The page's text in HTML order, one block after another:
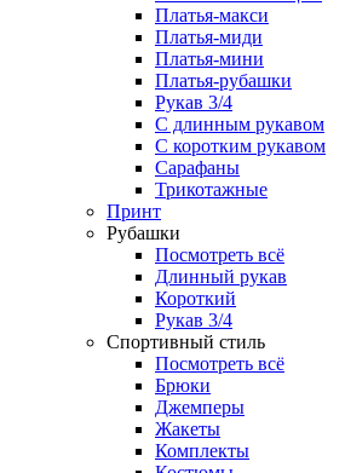
Платья-макси
Платья-миди
Платья-мини
Платья-рубашки
Рукав 3/4
С длинным рукавом
С коротким рукавом
Сарафаны
Трикотажные
Принт
Рубашки
Посмотреть всё
Длинный рукав
Короткий
Рукав 3/4
Спортивный стиль
Посмотреть всё
Брюки
Джемперы
Жакеты
Комплекты